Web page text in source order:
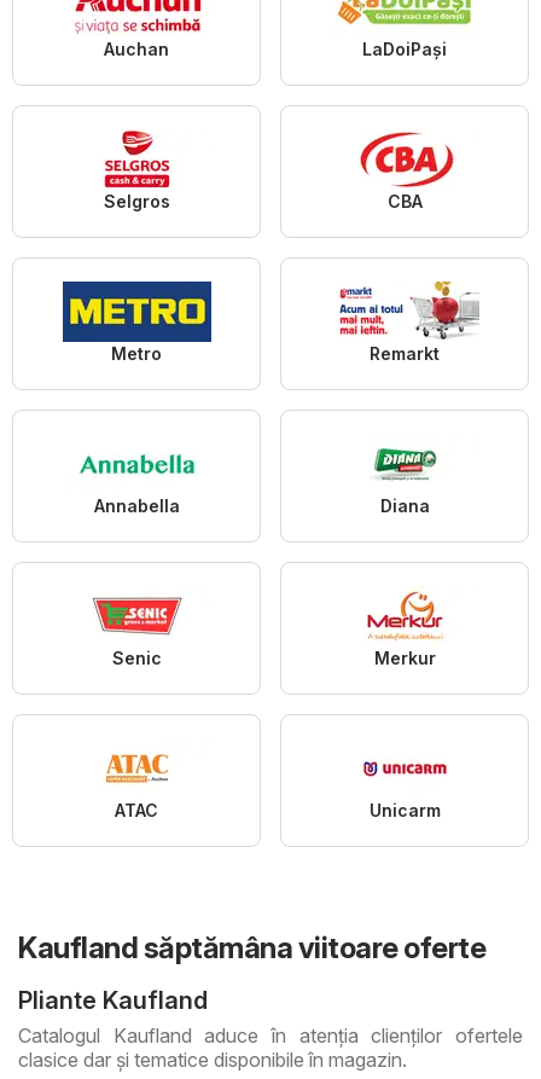
Auchan LaDoiPași
Selgros CBA
Metro Remarkt
Annabella Diana
Senic Merkur
ATAC Unicarm
Kaufland săptămâna viitoare oferte
Pliante Kaufland
Catalogul Kaufland aduce în atenţia clienţilor ofertele
clasice dar şi tematice disponibile în magazin.